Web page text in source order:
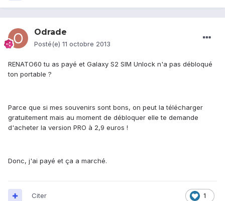
Odrade
Posté(e) 11 octobre 2013
RENATO60 tu as payé et Galaxy S2 SIM Unlock n'a pas débloqué
ton portable ?
Parce que si mes souvenirs sont bons, on peut la télécharger
gratuitement mais au moment de débloquer elle te demande
d'acheter la version PRO à 2,9 euros !
Donc, j'ai payé et ça a marché.
1
Citer